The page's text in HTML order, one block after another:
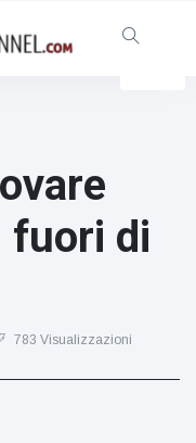
fuori di
783 Visualizzazioni